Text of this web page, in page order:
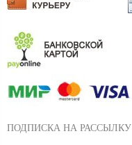
ПОДПИСКА НА РАССЫЛКУ